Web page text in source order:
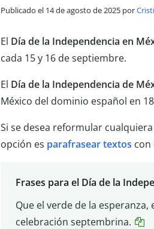
Publicado el 14 de agosto de 2025 por
El Día de la Independencia en
cada 15 y 16 de septiembre.
El Día de la Independencia de
México del dominio español en
Si se desea reformular
opción es parafrasear textos con
Frases para el Día de la
Que el verde de la
celebración septembrina.